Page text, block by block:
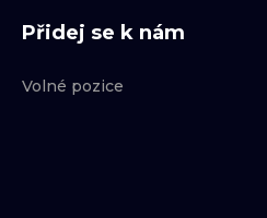
Přidej se k nám
Volné pozice